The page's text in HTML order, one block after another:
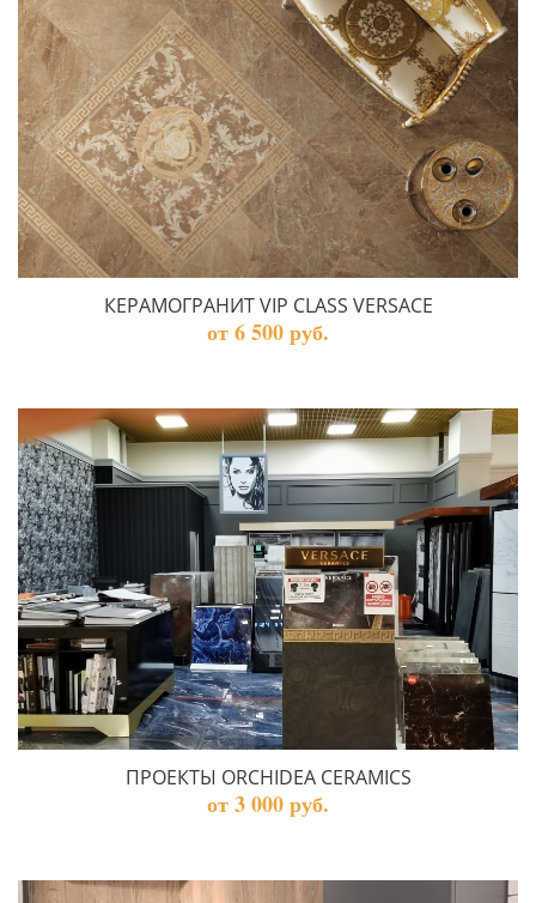
КЕРАМОГРАНИТ VIP CLASS VERSACE
от 6 500 руб.
ПРОЕКТЫ ORCHIDEA CERAMICS
от 3 000 руб.